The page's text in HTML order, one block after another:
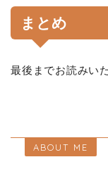
まとめ
最後までお読みい
ABOUT ME